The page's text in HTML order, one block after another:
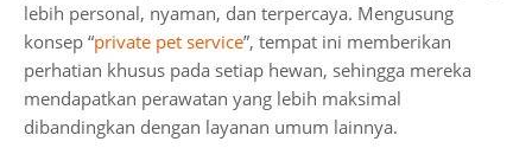
lebih personal, nyaman, dan terpercaya. Mengusung
konsep “private pet service”, tempat ini memberikan
perhatian khusus pada setiap hewan, sehingga mereka
mendapatkan perawatan yang lebih maksimal
dibandingkan dengan layanan umum lainnya.